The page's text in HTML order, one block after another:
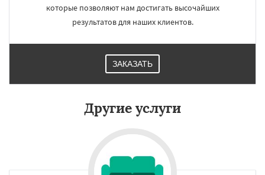
которые позволяют нам достигать высочайших
результатов для наших клиентов.
ЗАКАЗАТЬ
Другие услуги